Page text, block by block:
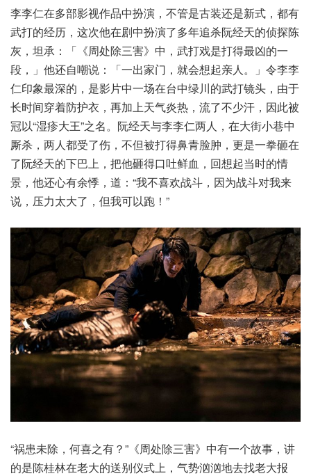
李李仁在多部影视作品中扮演，不管是古装还是新式，都有
武打的经历，这次他在剧中扮演了多年追杀阮经天的侦探陈
灰，坦承：「《周处除三害》中，武打戏是打得最凶的一
段，」他还自嘲说：「一出家门，就会想起亲人。」令李李
仁印象最深的，是影片中一场在台中绿川的武打镜头，由于
长时间穿着防护衣，再加上天气炎热，流了不少汗，因此被
冠以“湿疹大王”之名。阮经天与李李仁两人，在大街小巷中
厮杀，两人都受了伤，不但被打得鼻青脸肿，更是一拳砸在
了阮经天的下巴上，把他砸得口吐鲜血，回想起当时的情
景，他还心有余悸，道：“我不喜欢战斗，因为战斗对我来
说，压力太大了，但我可以跑！”
“祸患未除，何喜之有？”《周处除三害》中有一个故事，讲
的是陈桂林在老大的送别仪式上，气势汹汹地去找老大报